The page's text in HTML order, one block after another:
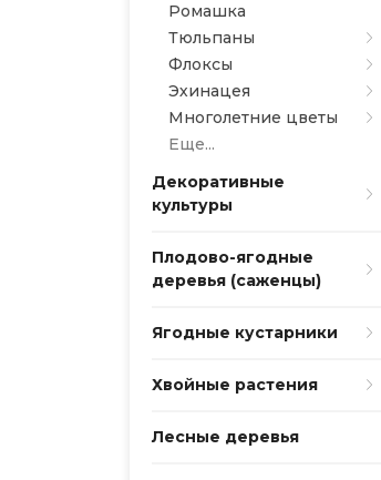
Ромашка
Тюльпаны
Флоксы
Эхинацея
Многолетние цветы
Еще...
Декоративные
культуры
Плодово-ягодные
деревья (саженцы)
Ягодные кустарники
Хвойные растения
Лесные деревья